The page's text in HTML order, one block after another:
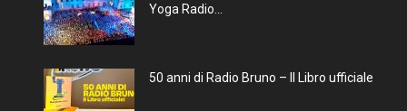
Yoga Radio...
50 anni di Radio Bruno – Il Libro ufficiale